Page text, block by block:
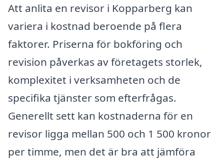
Att anlita en revisor i Kopparberg kan
variera i kostnad beroende på flera
faktorer. Priserna för bokföring och
revision påverkas av företagets storlek,
komplexitet i verksamheten och de
specifika tjänster som efterfrågas.
Generellt sett kan kostnaderna för en
revisor ligga mellan 500 och 1 500 kronor
per timme, men det är bra att jämföra